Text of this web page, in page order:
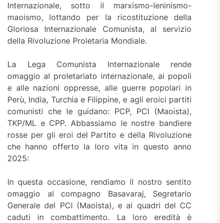
Internazionale, sotto il marxismo-leninismo-
maoismo, lottando per la ricostituzione della
Gloriosa Internazionale Comunista, al servizio
della Rivoluzione Proletaria Mondiale.
La Lega Comunista Internazionale rende
omaggio al proletariato internazionale, ai popoli
e alle nazioni oppresse, alle guerre popolari in
Perù, India, Turchia e Filippine, e agli eroici partiti
comunisti che le guidano: PCP, PCI (Maoista),
TKP/ML e CPP. Abbassiamo le nostre bandiere
rosse per gli eroi del Partito e della Rivoluzione
che hanno offerto la loro vita in questo anno
2025:
In questa occasione, rendiamo il nostro sentito
omaggio al compagno Basavaraj, Segretario
Generale del PCI (Maoista), e ai quadri del CC
caduti in combattimento. La loro eredità è